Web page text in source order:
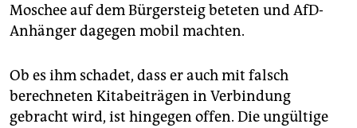
Moschee auf dem Bürgersteig beteten und AfD-
Anhänger dagegen mobil machten.
Ob es ihm schadet, dass er auch mit falsch
berechneten Kitabeiträgen in Verbindung
gebracht wird, ist hingegen offen. Die ungültige